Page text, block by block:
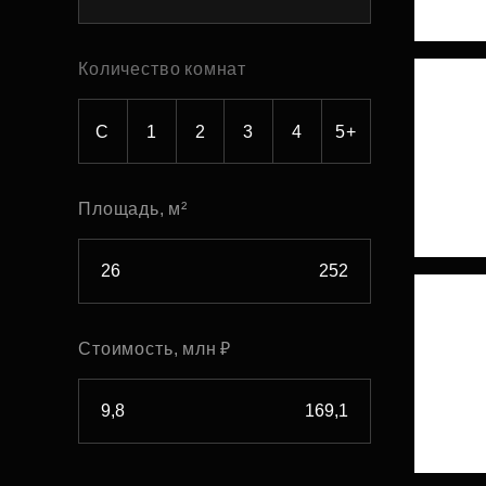
Рефинансирование
Количество комнат
С 1 2 3 4 5+
Площадь, м²
Стоимость, млн ₽